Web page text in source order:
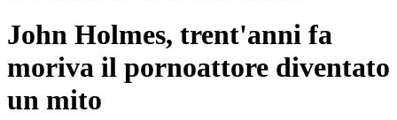
John Holmes, trent'anni fa
moriva il pornoattore diventato
un mito